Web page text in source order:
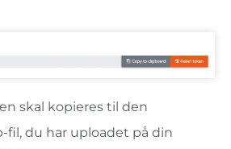
skal kopieres til den
fil, du har uploadet på din